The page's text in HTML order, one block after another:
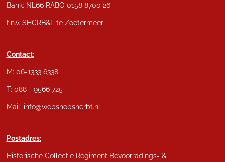
Bank: NL66 RABO 0158 8700 26
t.n.v. SHCRB&T te Zoetermeer
Contact:
M: 06-1333 6338
T: 088 - 9566 725
Mail: info@webshopshcrbt.nl
Postadres:
Historische Collectie Regiment Bevoorradings- &